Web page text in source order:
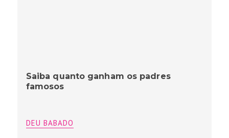
Saiba quanto ganham os padres
famosos
DEU BABADO